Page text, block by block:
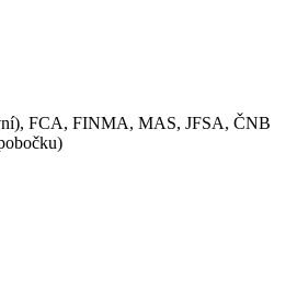
FCA, FINMA, MAS, JFSA, ČNB